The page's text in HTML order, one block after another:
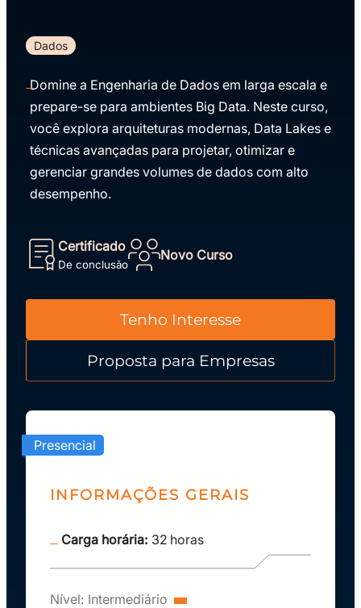
Dados
Domine a Engenharia de Dados em larga escala e
prepare-se para ambientes Big Data. Neste curso,
você explora arquiteturas modernas, Data Lakes e
técnicas avançadas para projetar, otimizar e
gerenciar grandes volumes de dados com alto
desempenho.
Certificado
De conclusão
Novo Curso
Tenho Interesse
Proposta para Empresas
Presencial
INFORMAÇÕES GERAIS
Carga horária: 32 horas
Nível: Intermediário